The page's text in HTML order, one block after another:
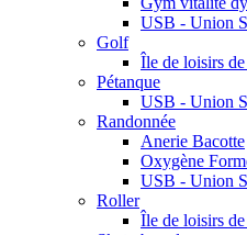
USB - Union
Golf
Île de loisirs
Pétanque
USB - Union
Randonnée
Anerie Bacotte
Oxygène
USB - Union
Roller
Île de loisirs